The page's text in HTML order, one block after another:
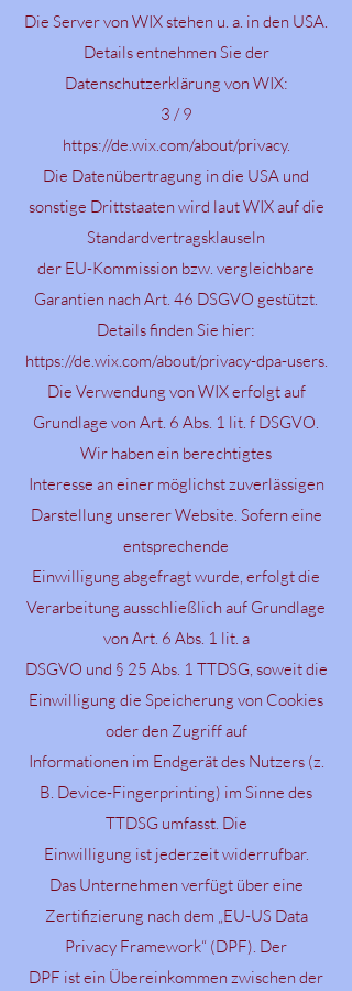
Die Server von WIX stehen u. a. in den USA.
Details entnehmen Sie der
Datenschutzerklärung von WIX:
3 / 9
https://de.wix.com/about/privacy.
Die Datenübertragung in die USA und
sonstige Drittstaaten wird laut WIX auf die
Standardvertragsklauseln
der EU-Kommission bzw. vergleichbare
Garantien nach Art. 46 DSGVO gestützt.
Details finden Sie hier:
https://de.wix.com/about/privacy-dpa-users.
Die Verwendung von WIX erfolgt auf
Grundlage von Art. 6 Abs. 1 lit. f DSGVO.
Wir haben ein berechtigtes
Interesse an einer möglichst zuverlässigen
Darstellung unserer Website. Sofern eine
entsprechende
Einwilligung abgefragt wurde, erfolgt die
Verarbeitung ausschließlich auf Grundlage
von Art. 6 Abs. 1 lit. a
DSGVO und § 25 Abs. 1 TTDSG, soweit die
Einwilligung die Speicherung von Cookies
oder den Zugriff auf
Informationen im Endgerät des Nutzers (z.
B. Device-Fingerprinting) im Sinne des
TTDSG umfasst. Die
Einwilligung ist jederzeit widerrufbar.
Das Unternehmen verfügt über eine
Zertifizierung nach dem „EU-US Data
Privacy Framework“ (DPF). Der
DPF ist ein Übereinkommen zwischen der